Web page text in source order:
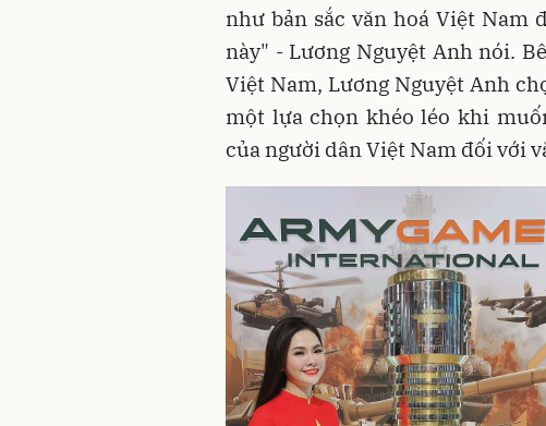
như bản sắc văn hoá Việt Nam
này" - Lương Nguyệt Anh nói.
Việt Nam, Lương Nguyệt Anh
một lựa chọn khéo léo khi
của người dân Việt Nam đối với